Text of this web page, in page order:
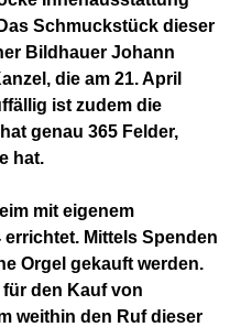
Schmuckstück dieser
Bildhauer Johann
die am 21. April
ist zudem die
genau 365 Felder,
hat.
mit eigenem
Mittels Spenden
Orgel gekauft werden.
den Kauf von
weithin den Ruf dieser